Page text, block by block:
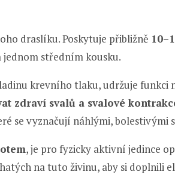
draslíku. Poskytuje přibližně
jednom středním kousku.
krevního tlaku, udržuje funkci
zdraví svalů a svalové
se vyznačují náhlými, bolestivými
, je pro fyzicky aktivní jedince
na tuto živinu, aby si doplnili